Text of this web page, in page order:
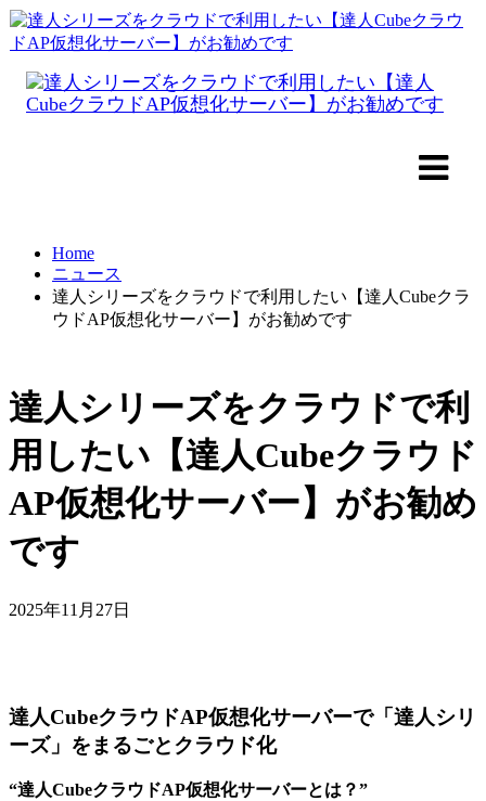
Home
ニュース
達人シリーズをクラウドで利用したい【達人Cubeクラ
ウドAP仮想化サーバー】がお勧めです
達人シリーズをクラウドで利
用したい【達人Cubeクラウド
AP仮想化サーバー】がお勧め
です
2025年11月27日
達人CubeクラウドAP仮想化サーバーで「達人シリ
ーズ」をまるごとクラウド化
“達人CubeクラウドAP仮想化サーバーとは？”